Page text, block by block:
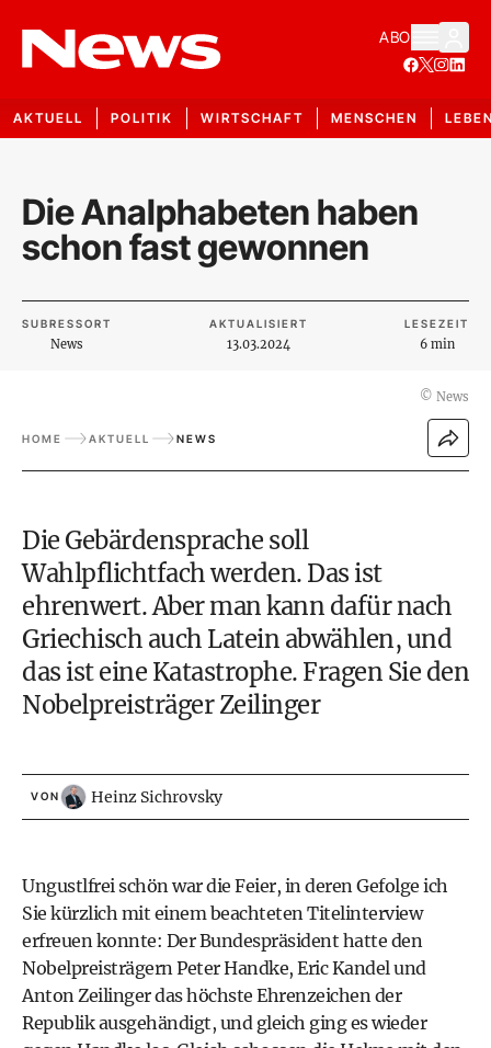
ABO
AKTUELL POLITIK WIRTSCHAFT MENSCHEN
Die Analphabeten haben
schon fast gewonnen
SUBRESSORT
News
AKTUALISIERT
13.03.2024
LESEZEIT
6 min
© News
HOME AKTUELL NEWS
Die Gebärdensprache soll
Wahlpflichtfach werden. Das ist
ehrenwert. Aber man kann dafür nach
Griechisch auch Latein abwählen, und
das ist eine Katastrophe. Fragen Sie den
Nobelpreisträger Zeilinger
VON Heinz Sichrovsky
Ungustlfrei schön war die Feier, in deren Gefolge ich
Sie kürzlich mit einem beachteten Titelinterview
erfreuen konnte: Der Bundespräsident hatte den
NobelpreisträgernPeter Handke, Eric Kandel und
Anton Zeilingerdas höchste Ehrenzeichen der
Republik ausgehändigt, und gleich ging es wieder